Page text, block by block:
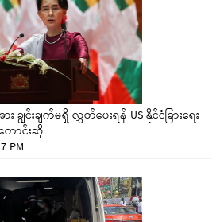
ချွင်းချက်မရှိ လွှတ်ပေးရန် US နိုင်ငံခြားရေး
ောင်းဆို
PM